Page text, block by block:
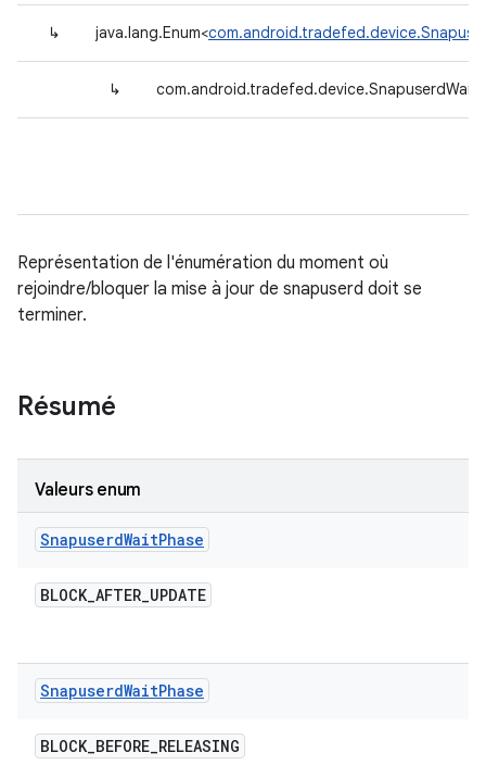
↳ java.lang.Enum<
↳
Représentation de l'énumération du moment où
rejoindre/bloquer la mise à jour de snapuserd doit se
terminer.
Résumé
Valeurs enum
SnapuserdWaitPhase
BLOCK_AFTER_UPDATE
SnapuserdWaitPhase
BLOCK_BEFORE_RELEASING